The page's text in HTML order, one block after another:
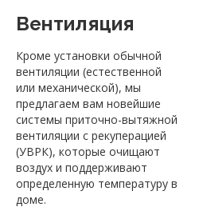
Вентиляция
Кроме установки обычной
вентиляции (естественной
или механической), мы
предлагаем вам новейшие
системы приточно-вытяжной
вентиляции с рекуперацией
(УВРК), которые очищают
воздух и поддерживают
определенную температуру в
доме.